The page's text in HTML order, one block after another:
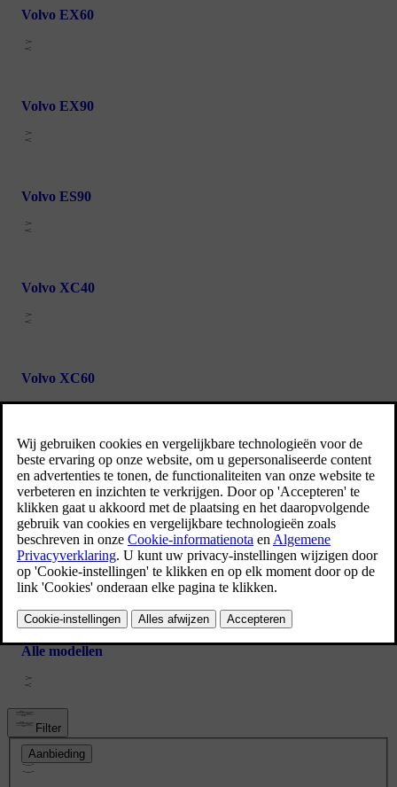
Volvo EX60
Volvo EX90
Volvo ES90
Volvo XC40
Volvo XC60
Volvo XC90
Volvo V60
Alle modellen
Filter
Aanbieding